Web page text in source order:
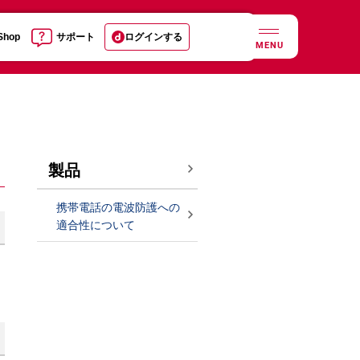
サポート ログインする
MENU
製品
携帯電話の電波防護への
適合性について